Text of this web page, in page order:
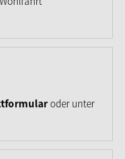
oder unter